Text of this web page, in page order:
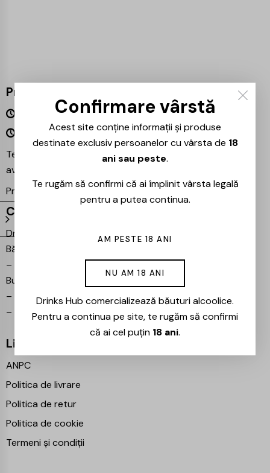
Program
Luni – Vineri 09:00 – 18:00
Sâmbătă – Duminică Închis
Te așteptăm și în magazinul nostru din București –
avem mereu reduceri speciale la băuturile preferate!
Proiecte partenere:Ezotera
Contact
Drinks Hub – Magazin de
Băuturi
–
Bulevardul Iuliu Maniu 7,
București 061102
–
info@drinkshub.ro
–
0725 860 799
Linkuri Utile
ANPC
Politica de livrare
Politica de retur
Politica de cookie
Termeni și condiții
Confirmare vârstă
Acest site conține informații și produse
destinate exclusiv persoanelor cu vârsta de 18
ani sau peste.
Te rugăm să confirmi că ai împlinit vârsta legală
pentru a putea continua.
AM PESTE 18 ANI
NU AM 18 ANI
Drinks Hub comercializează băuturi alcoolice.
Pentru a continua pe site, te rugăm să confirmi
că ai cel puțin 18 ani.